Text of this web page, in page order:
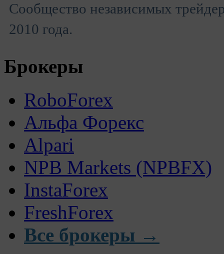
Сообщество независимых
2010 года.
Брокеры
RoboForex
Альфа Форекс
Alpari
NPB Markets (NPBFX)
InstaForex
FreshForex
Все брокеры →